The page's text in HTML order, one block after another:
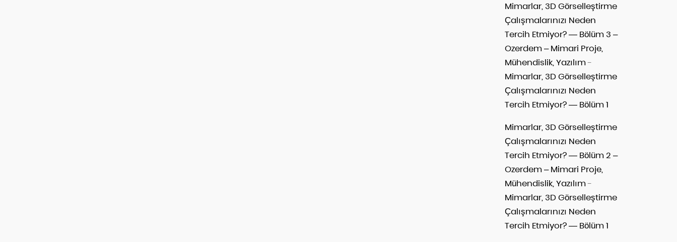
Mimarlar, 3D Görselleştirme
Çalışmalarınızı Neden
Tercih Etmiyor? — Bölüm 3 –
Ozerdem – Mimari Proje,
Mühendislik, Yazılım-
Mimarlar, 3D Görselleştirme
Çalışmalarınızı Neden
Tercih Etmiyor? — Bölüm 1
Mimarlar, 3D Görselleştirme
Çalışmalarınızı Neden
Tercih Etmiyor? — Bölüm 2 –
Ozerdem – Mimari Proje,
Mühendislik, Yazılım-
Mimarlar, 3D Görselleştirme
Çalışmalarınızı Neden
Tercih Etmiyor? — Bölüm 1